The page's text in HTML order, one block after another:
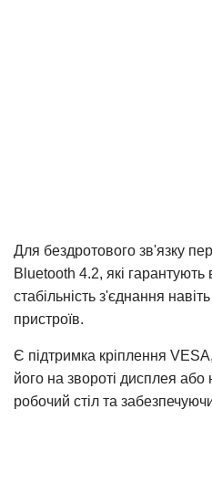
Для бездротового зв'язку
Bluetooth 4.2, які гарантують
стабільність з'єднання
пристроїв.
Є підтримка кріплення
його на звороті дисплея або
робочий стіл та